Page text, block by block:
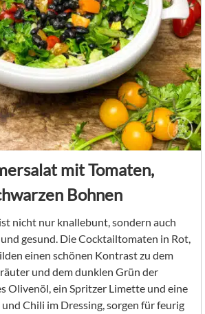
mit Tomaten,
Bohnen
nicht nur knallebunt, sondern auch
gesund. Die Cocktailtomaten in Rot,
einen schönen Kontrast zu dem
und dem dunklen Grün der
Olivenöl, ein Spritzer Limette und eine
Chili im Dressing, sorgen für feurig